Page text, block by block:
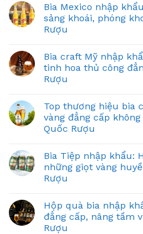
Bia Mexico nhập
sảng khoái, phóng
Rượu
Bia craft Mỹ nhập
tinh hoa thủ công
Rượu
Top thương hiệu bia
vàng đẳng cấp
Quốc Rượu
Bia Tiệp nhập khẩu:
những giọt vàng
Rượu
Hộp quà bia nhập
đẳng cấp, nâng tầm
Rượu